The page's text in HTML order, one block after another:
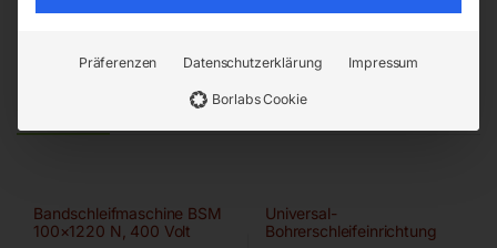
Ähnliche Produkte
Bandschleifmaschine BSM
100×1220 N, 400 Volt
Universal-
Bohrerschleifeinrichtung
Präferenzen Datenschutzerklärung Impressum
Borlabs Cookie